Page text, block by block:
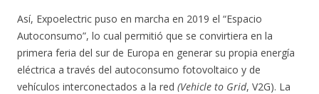
Así, Expoelectric puso en marcha en 2019 el “Espacio
Autoconsumo”, lo cual permitió que se convirtiera en la
primera feria del sur de Europa en generar su propia energía
eléctrica a través del autoconsumo fotovoltaico y de
vehículos interconectados a la red (Vehicle to Grid, V2G). La